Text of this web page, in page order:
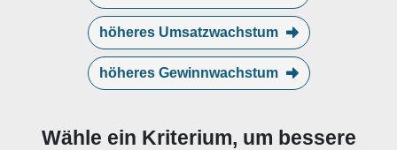
höheres Umsatzwachstum
höheres Gewinnwachstum
Wähle ein Kriterium, um bessere